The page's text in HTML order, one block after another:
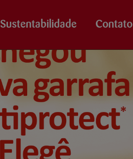
Sustentabilidade Contato